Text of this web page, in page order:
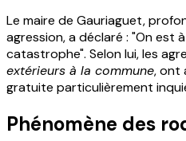
Le maire de Gauriaguet,
agression, a déclaré : "On est
catastrophe". Selon lui, les
extérieurs à la commune, ont
gratuite particulièrement
Phénomène des